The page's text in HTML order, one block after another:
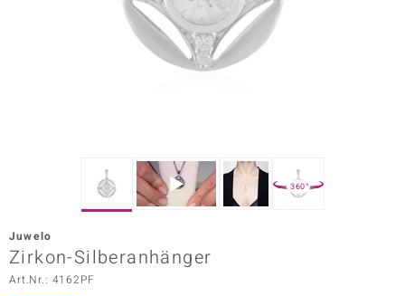
Vogue
360°
Juwelo
Zirkon-Silberanhänger
Art.Nr.: 4162PF